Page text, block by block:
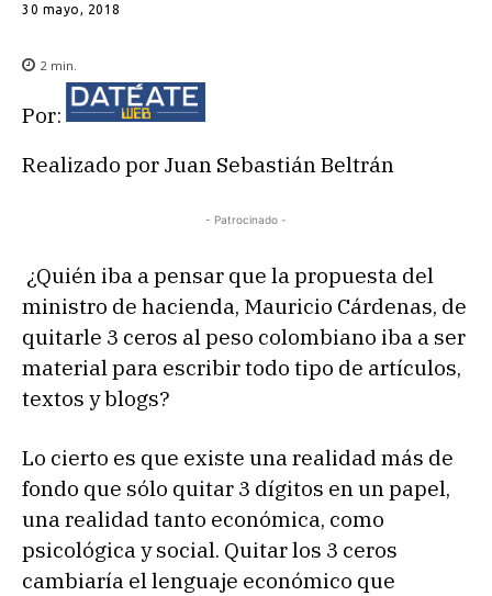
30 mayo, 2018
2 min.
Por:
Realizado por Juan Sebastián Beltrán
- Patrocinado -
¿Quién iba a pensar que la propuesta del
ministro de hacienda, Mauricio Cárdenas, de
quitarle 3 ceros al peso colombiano iba a ser
material para escribir todo tipo de artículos,
textos y blogs?
Lo cierto es que existe una realidad más de
fondo que sólo quitar 3 dígitos en un papel,
una realidad tanto económica, como
psicológica y social. Quitar los 3 ceros
cambiaría el lenguaje económico que